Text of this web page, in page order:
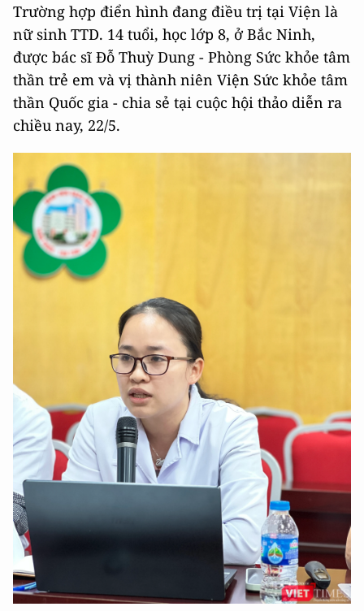
Trường hợp điển hình đang điều trị tại Viện là
nữ sinh TTD. 14 tuổi, học lớp 8, ở Bắc Ninh,
được bác sĩ Đỗ Thuỳ Dung - Phòng Sức khỏe tâm
thần trẻ em và vị thành niên Viện Sức khỏe tâm
thần Quốc gia - chia sẻ tại cuộc hội thảo diễn ra
chiều nay, 22/5.